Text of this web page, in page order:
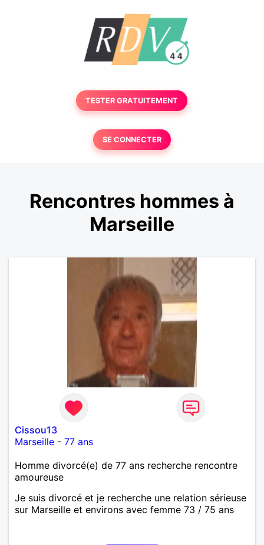
TESTER GRATUITEMENT
SE CONNECTER
Rencontres hommes à
Marseille
Cissou13
Marseille - 77 ans
Homme divorcé(e) de 77 ans recherche rencontre
amoureuse
Je suis divorcé et je recherche une relation sérieuse
sur Marseille et environs avec femme 73 / 75 ans